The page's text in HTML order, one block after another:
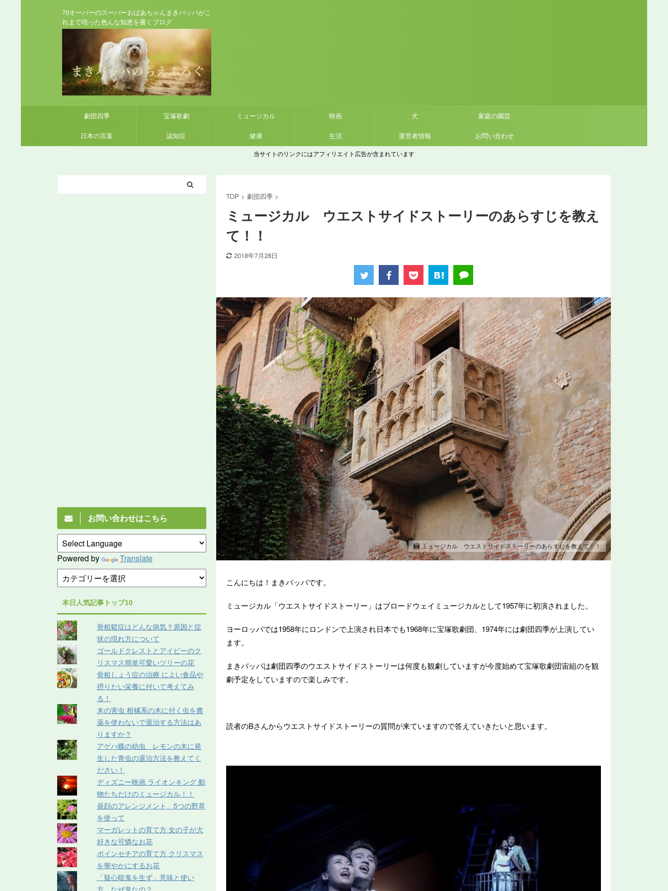
70オーバーのスーパーおばあちゃんまきバッパがこ
れまで培った色んな知恵を書くブログ
劇団四季 宝塚歌劇 ミュージカル 映画 犬 家庭の園芸
日本の言葉 認知症 健康 生活 運営者情報 お問い合わせ
当サイトのリンクにはアフィリエイト広告が含まれています
TOP > 劇団四季 >
ミュージカル ウエストサイドストーリーのあらすじを教え
て！！
2018年7月28日
ミュージカル ウエストサイドストーリーのあらすじを教えて！！
こんにちは！まきバッパです。
ミュージカル「ウエストサイドストーリー」はブロードウェイミュージカルとして1957年に初演されました。
ヨーロッパでは1958年にロンドンで上演され日本でも1968年に宝塚歌劇団、1974年には劇団四季が上演してい
ます。
まきバッパは劇団四季のウエストサイドストーリーは何度も観劇していますが今度始めて宝塚歌劇団宙組のを観
劇予定をしていますので楽しみです。
読者のBさんからウエストサイドストーリーの質問が来ていますので答えていきたいと思います。
お問い合わせはこちら
Powered by Translate
本日人気記事トップ10
骨粗鬆症はどんな病気？原因と症
状の現れ方について
ゴールドクレストとアイビーのク
リスマス簡単可愛いツリーの花
骨粗しょう症の治療 によい食品や
摂りたい栄養に付いて考えてみ
る！
木の害虫 柑橘系の木に付く虫を農
薬を使わないで退治する方法はあ
りますか？
アゲハ蝶の幼虫 レモンの木に発
生した青虫の退治方法を教えてく
ださい！
ディズニー映画 ライオンキング 動
物たちだけのミュージカル！！
昼顔のアレンジメント 5つの野草
を使って
マーガレットの育て方 女の子が大
好きな可憐なお花
ポインセチアの育て方 クリスマス
を華やかにするお花
「疑心暗鬼を生ず」意味と使い